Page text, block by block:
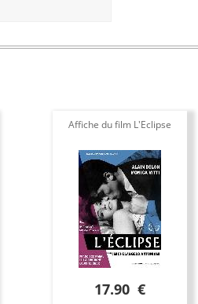
Affiche du film L'Eclipse
17.90 €